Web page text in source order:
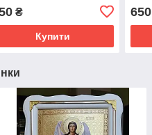
26*23, сюжет 15*18.
₴
Купити
15 ×
650